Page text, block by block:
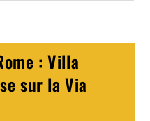
: Villa
sur la Via